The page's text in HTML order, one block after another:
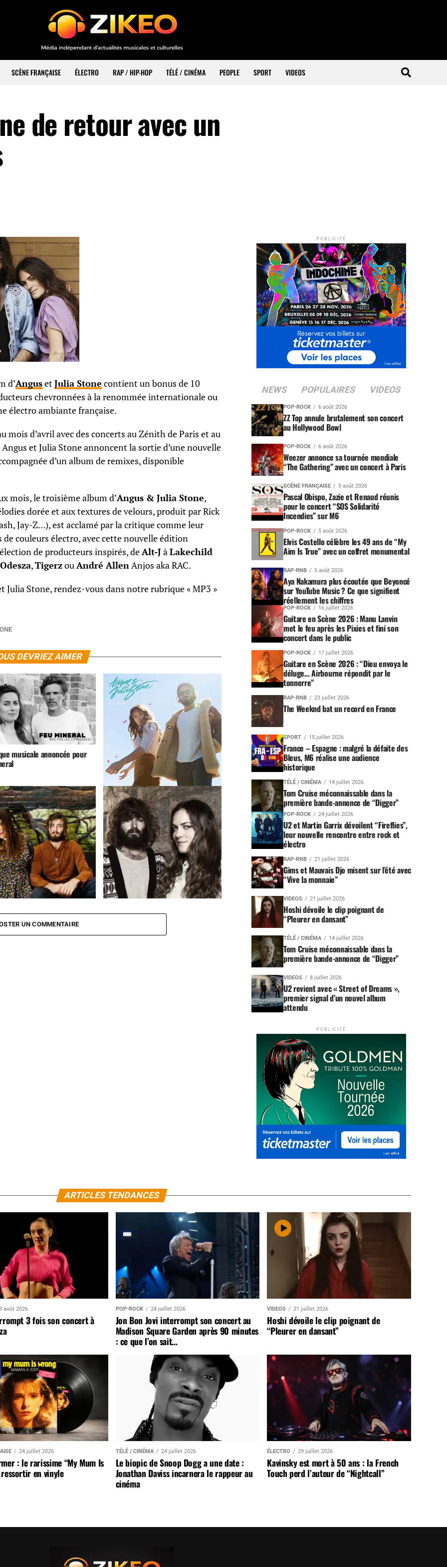
SCÈNE FRANÇAISE ÉLECTRO RAP / HIP-HOP TÉLÉ / CINÉMA PEOPLE SPORT VIDEOS
de retour avec un
d’AngusetJulia Stone contient un bonus de 10
chevronnées à la renommée internationale ou
électro ambiante française.
mois d’avril avec des concerts au Zénith de Paris et au
et Julia Stone annoncent la sortie d’une nouvelle
d’un album de remixes, disponible
mois, le troisième album d’Angus & Julia Stone,
dorée et aux textures de velours, produit par Rick
Jay-Z…), est acclamé par la critique comme leur
couleurs électro, avec cette nouvelle édition
de producteurs inspirés, deAlt-J àLakechild
Odesza,TigerzouAndré AllenAnjos aka RAC.
Julia Stone, rendez-vous dans notre rubrique « MP3 »
DEVRIEZ AIMER
musicale annoncée pour
Angus & Julia Stone :Snow
UN COMMENTAIRE
PUBLICITÉ
NEWS POPULAIRES VIDEOS
POP-ROCK 6 août 2026
ZZ Top annule brutalement son concert
au Hollywood Bowl
POP-ROCK 6 août 2026
Weezer annonce sa tournée mondiale
“The Gathering” avec un concert à Paris
SCÈNE FRANÇAISE 5 août 2026
Pascal Obispo, Zazie et Renaud réunis
pour le concert “SOS Solidarité
Incendies” sur M6
POP-ROCK 5 août 2026
Elvis Costello célèbre les 49 ans de “My
Aim Is True” avec un coffret monumental
RAP-RNB 5 août 2026
Aya Nakamura plus écoutée que Beyoncé
sur YouTube Music ? Ce que signifient
réellement les chiffres
POP-ROCK 16 juillet 2026
Guitare en Scène 2026 : Manu Lanvin
met le feu après les Pixies et fini son
concert dans le public
POP-ROCK 17 juillet 2026
Guitare en Scène 2026 : “Dieu envoya le
déluge… Airbourne répondit par le
tonnerre”
RAP-RNB 23 juillet 2026
The Weeknd bat un record en France
SPORT 15 juillet 2026
France – Espagne : malgré la défaite des
Bleus, M6 réalise une audience
historique
TÉLÉ / CINÉMA 14 juillet 2026
Tom Cruise méconnaissable dans la
première bande-annonce de “Digger”
POP-ROCK 24 juillet 2026
U2 et Martin Garrix dévoilent “Fireflies”,
leur nouvelle rencontre entre rock et
électro
RAP-RNB 21 juillet 2026
Gims et Mauvais Djo misent sur l’été avec
“Vive la monnaie”
VIDEOS 21 juillet 2026
Hoshi dévoile le clip poignant de
“Pleurer en dansant”
TÉLÉ / CINÉMA 14 juillet 2026
Tom Cruise méconnaissable dans la
première bande-annonce de “Digger”
VIDEOS 8 juillet 2026
U2 revient avec « Street of Dreams »,
premier signal d’un nouvel album
attendu
PUBLICITÉ
ARTICLES TENDANCES
août 2026
3 fois son concert à
POP-ROCK 24 juillet 2026
Jon Bon Jovi interrompt son concert au
Madison Square Garden après 90 minutes
: ce que l’on sait…
VIDEOS 21 juillet 2026
Hoshi dévoile le clip poignant de
“Pleurer en dansant”
24 juillet 2026
: le rarissime “My Mum Is
ressortir en vinyle
TÉLÉ / CINÉMA 24 juillet 2026
Le biopic de Snoop Dogg a une date :
Jonathan Daviss incarnera le rappeur au
cinéma
ÉLECTRO 29 juillet 2026
Kavinsky est mort à 50 ans : la French
Touch perd l’auteur de “Nightcall”